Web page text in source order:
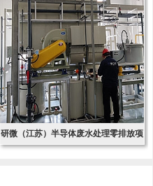
研微（江苏）半导体废水处理零排放项